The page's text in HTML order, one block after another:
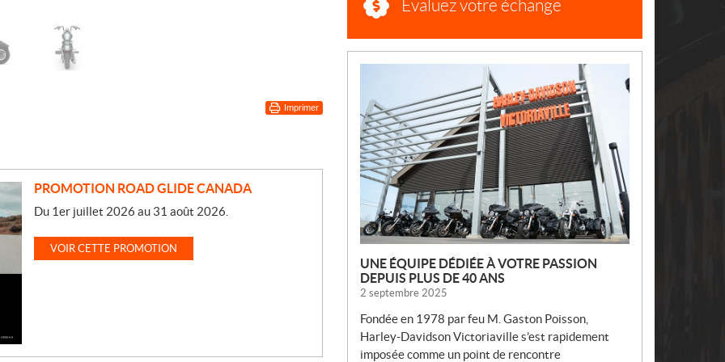
Imprimer
PROMOTION ROAD GLIDE CANADA
Du 1er juillet 2026 au 31 août 2026.
VOIR CETTE PROMOTION
Évaluez votre échange
U
V
E
L
L
E
S
UNE ÉQUIPE DÉDIÉE À VOTRE PASSION
DEPUIS PLUS DE 40 ANS
2 septembre 2025
Fondée en 1978 par feu M. Gaston Poisson,
Harley-Davidson Victoriaville s’est rapidement
imposée comme un point de rencontre